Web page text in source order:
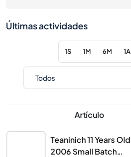
Últimas actividades
1S 1M 6M 1A
Artículo
Teaninich 11 Years Old
2006 Small Batch